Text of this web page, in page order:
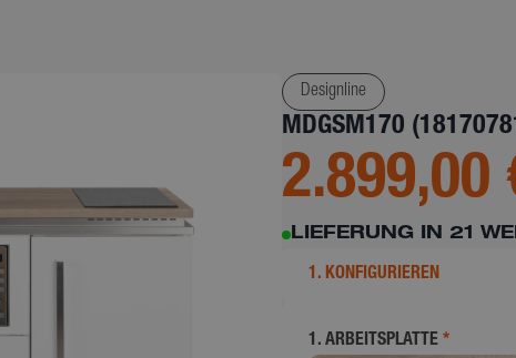
Designline
MDGSM170
2.899,00
LIEFERUNG IN 21
1. KONFIGURIEREN
1. ARBEITSPLATTE *